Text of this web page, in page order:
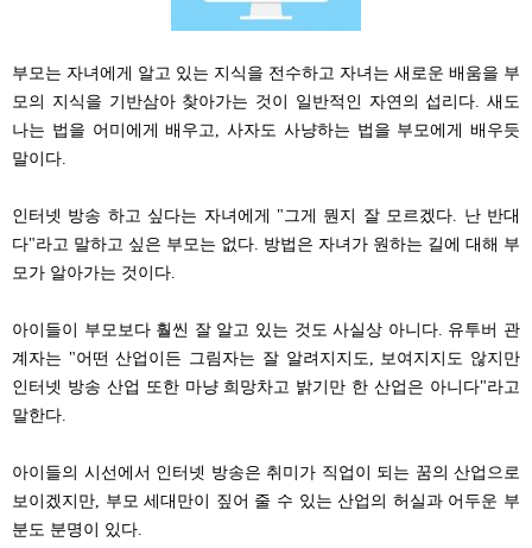
부모는 자녀에게 알고 있는 지식을 전수하고 자녀는 새로운 배움을 부
모의 지식을 기반삼아 찾아가는 것이 일반적인 자연의 섭리다. 새도
나는 법을 어미에게 배우고, 사자도 사냥하는 법을 부모에게 배우듯
말이다.
인터넷 방송 하고 싶다는 자녀에게 "그게 뭔지 잘 모르겠다. 난 반대
다"라고 말하고 싶은 부모는 없다. 방법은 자녀가 원하는 길에 대해 부
모가 알아가는 것이다.
아이들이 부모보다 훨씬 잘 알고 있는 것도 사실상 아니다. 유투버 관
계자는 "어떤 산업이든 그림자는 잘 알려지지도, 보여지지도 않지만
인터넷 방송 산업 또한 마냥 희망차고 밝기만 한 산업은 아니다"라고
말한다.
아이들의 시선에서 인터넷 방송은 취미가 직업이 되는 꿈의 산업으로
보이겠지만, 부모 세대만이 짚어 줄 수 있는 산업의 허실과 어두운 부
분도 분명이 있다.